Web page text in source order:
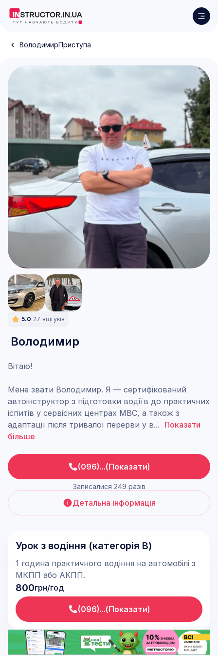
ВолодимирПриступа
5.0 27 відгуків
Володимир
Вітаю!
Мене звати Володимир. Я — сертифікований
автоінструктор з підготовки водіїв до практичних
іспитів у сервісних центрах МВС, а також з
адаптації після тривалої перерви у в... Показати
більше
(096)...(Показати)
Записалися 249 разів
Детальна інформація
Урок з водіння (категорія В)
1 година практичного водіння на автомобілі з
МКПП або АКПП.
800грн/год
(096)...(Показати)